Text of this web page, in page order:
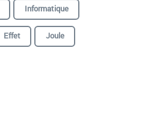
Informatique
Effet Joule